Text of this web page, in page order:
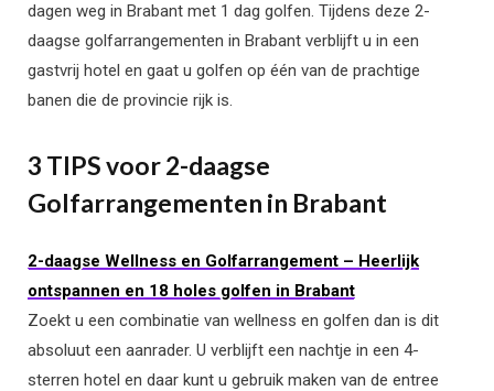
dagen weg in Brabant met 1 dag golfen. Tijdens deze 2-
daagse golfarrangementen in Brabant verblijft u in een
gastvrij hotel en gaat u golfen op één van de prachtige
banen die de provincie rijk is.
3 TIPS voor 2-daagse
Golfarrangementen in Brabant
2-daagse Wellness en Golfarrangement – Heerlijk
ontspannen en 18 holes golfen in Brabant
Zoekt u een combinatie van wellness en golfen dan is dit
absoluut een aanrader. U verblijft een nachtje in een 4-
sterren hotel en daar kunt u gebruik maken van de entree